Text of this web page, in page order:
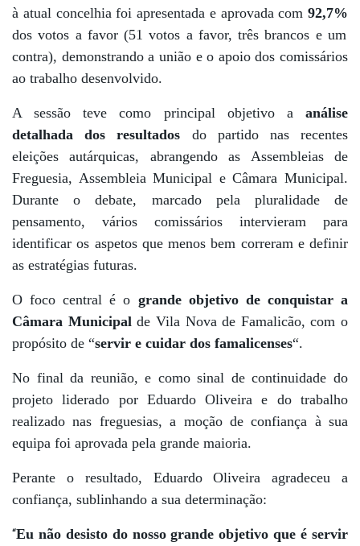
à atual concelhia foi apresentada e aprovada com 92,7%
dos votos a favor (51 votos a favor, três brancos e um
contra), demonstrando a união e o apoio dos comissários
ao trabalho desenvolvido.
A sessão teve como principal objetivo a análise
detalhada dos resultados do partido nas recentes
eleições autárquicas, abrangendo as Assembleias de
Freguesia, Assembleia Municipal e Câmara Municipal.
Durante o debate, marcado pela pluralidade de
pensamento, vários comissários intervieram para
identificar os aspetos que menos bem correram e definir
as estratégias futuras.
O foco central é o grande objetivo de conquistar a
Câmara Municipal de Vila Nova de Famalicão, com o
propósito de “servir e cuidar dos famalicenses“.
No final da reunião, e como sinal de continuidade do
projeto liderado por Eduardo Oliveira e do trabalho
realizado nas freguesias, a moção de confiança à sua
equipa foi aprovada pela grande maioria.
Perante o resultado, Eduardo Oliveira agradeceu a
confiança, sublinhando a sua determinação:
“Eu não desisto do nosso grande objetivo que é servir